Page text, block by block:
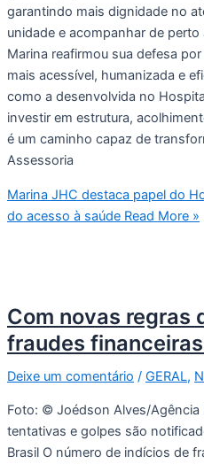
garantindo mais dignidade no
unidade e acompanhar de
Marina reafirmou sua defesa
mais acessível, humanizada e
como a desenvolvida no
investir em estrutura,
é um caminho capaz de
Assessoria
Marina JHC destaca papel do
do acesso à saúde Read More »
Com novas regras
fraudes
Deixe um comentário / GERAL,
Foto: © Joédson Alves/Agência
tentativas e golpes são
Brasil O número de indícios de